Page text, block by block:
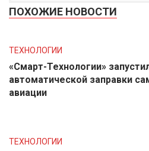
ПОХОЖИЕ НОВОСТИ
ТЕХНОЛОГИИ
«Смарт-Технологии»
автоматической заправки
авиации
ТЕХНОЛОГИИ